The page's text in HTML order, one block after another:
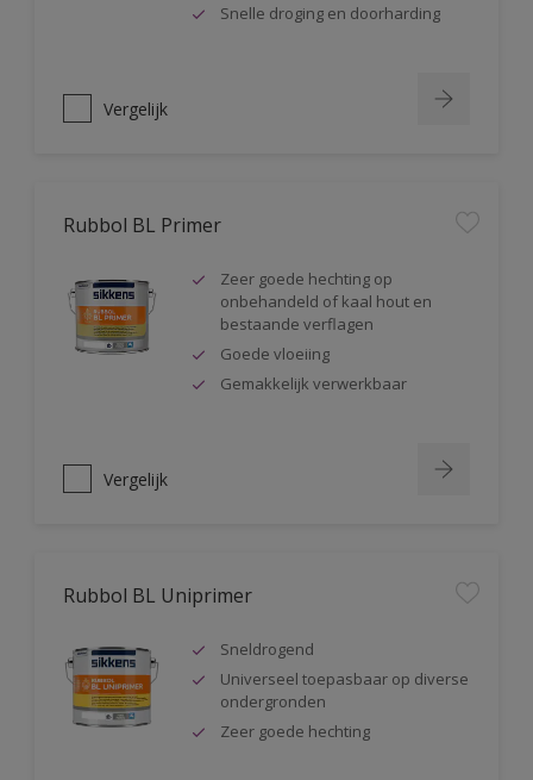
Snelle droging en doorharding
Vergelijk
Rubbol BL Primer
Zeer goede hechting op
onbehandeld of kaal hout en
bestaande verflagen
Goede vloeiing
Gemakkelijk verwerkbaar
Vergelijk
Rubbol BL Uniprimer
Sneldrogend
Universeel toepasbaar op diverse
ondergronden
Zeer goede hechting